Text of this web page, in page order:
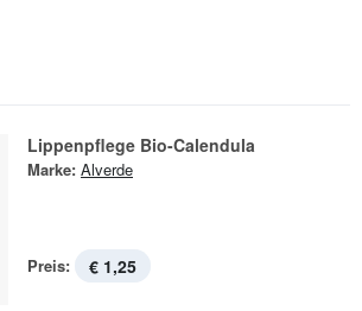
Lippenpflege Bio-Calendula
Marke: Alverde
Preis: € 1,25